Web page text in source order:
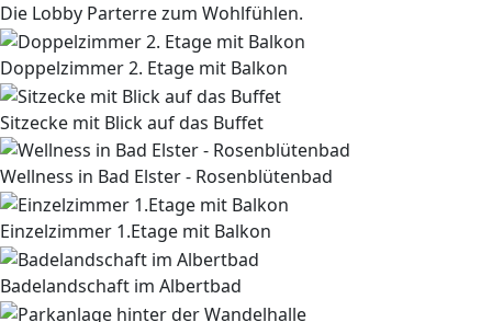
Die Lobby Parterre zum Wohlfühlen.
Doppelzimmer 2. Etage mit Balkon
Sitzecke mit Blick auf das Buffet
Wellness in Bad Elster - Rosenblütenbad
Einzelzimmer 1.Etage mit Balkon
Badelandschaft im Albertbad